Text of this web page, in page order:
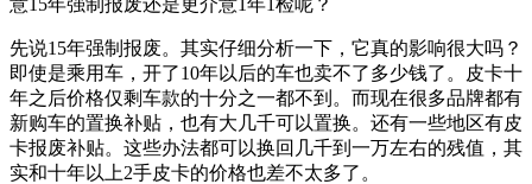
先说15年强制报废。其实仔细分析一下，它真的影响很大吗？
即使是乘用车，开了10年以后的车也卖不了多少钱了。皮卡十
年之后价格仅剩车款的十分之一都不到。而现在很多品牌都有
新购车的置换补贴，也有大几千可以置换。还有一些地区有皮
卡报废补贴。这些办法都可以换回几千到一万左右的残值，其
实和十年以上2手皮卡的价格也差不太多了。